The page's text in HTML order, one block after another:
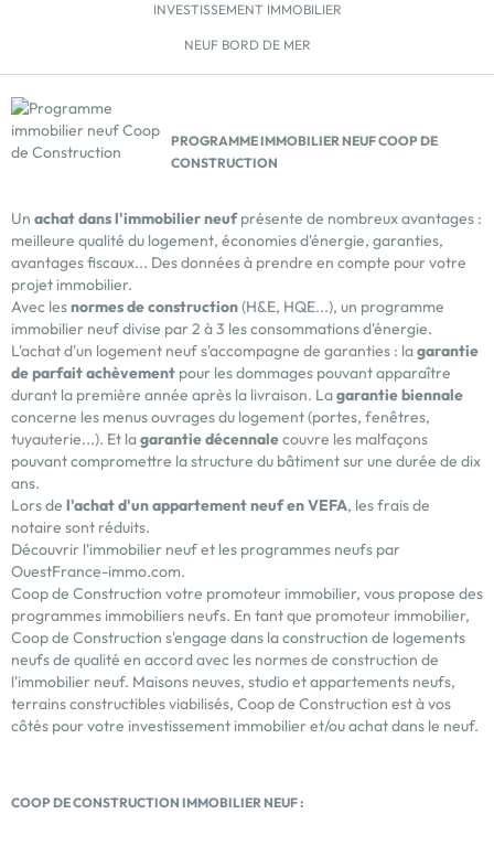
(garantie de rachat)Le principe du bail réel solidaire
(BRS) est la dissociation du foncier et du bâti qui
accédant ou propriétaire actuel), et selon vos
revenus, ce dispositif est LA solution pour […] Voir le
programme immobilier neuf >>
INVESTISSEMENT IMMOBILIER
NEUF BORD DE MER
PROGRAMME IMMOBILIER NEUF COOP DE
CONSTRUCTION
Un achat dans l'immobilier neufprésente de nombreux avantages :
meilleure qualité du logement, économies d'énergie, garanties,
avantages fiscaux... Des données à prendre en compte pour votre
projet immobilier.
Avec lesnormes de construction(H&E, HQE...), un programme
immobilier neuf divise par 2 à 3 les consommations d'énergie.
L'achat d'un logement neuf s'accompagne de garanties : lagarantie
de parfait achèvement pour les dommages pouvant apparaître
durant la première année après la livraison. Lagarantie biennale
concerne les menus ouvrages du logement (portes, fenêtres,
tuyauterie...). Et lagarantie décennalecouvre les malfaçons
pouvant compromettre la structure du bâtiment sur une durée de dix
ans.
Lors de l'achat d'un appartement neuf en VEFA, les frais de
notaire sont réduits.
Découvrir l'immobilier neufet les programmes neufs par
OuestFrance-immo.com.
Coop de Construction votre promoteur immobilier, vous propose des
programmes immobiliers neufs. En tant que promoteur immobilier,
Coop de Construction s'engage dans la construction de logements
neufs de qualité en accord avec les normes de construction de
l'immobilier neuf. Maisons neuves, studio et appartements neufs,
terrains constructibles viabilisés, Coop de Construction est à vos
côtés pour votre investissement immobilier et/ou achat dans le neuf.
COOP DE CONSTRUCTION IMMOBILIER NEUF :